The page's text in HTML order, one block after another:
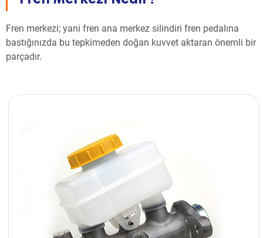
Fren merkezi; yani fren ana merkez silindiri fren pedalına
bastığınızda bu tepkimeden doğan kuvvet aktaran önemli bir
parçadır.